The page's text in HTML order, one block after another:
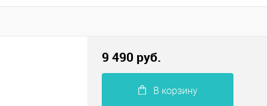
9 490 руб.
В корзину